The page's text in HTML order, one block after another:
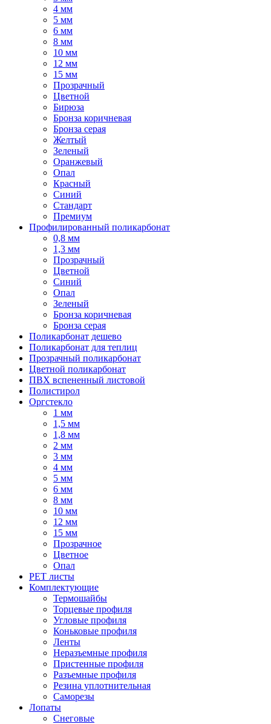
4 мм
5 мм
6 мм
8 мм
10 мм
12 мм
15 мм
Прозрачный
Цветной
Бирюза
Бронза коричневая
Бронза серая
Желтый
Зеленый
Оранжевый
Опал
Красный
Синий
Стандарт
Премиум
Профилированный поликарбонат
0,8 мм
1,3 мм
Прозрачный
Цветной
Синий
Опал
Зеленый
Бронза коричневая
Бронза серая
Поликарбонат дешево
Поликарбонат для теплиц
Прозрачный поликарбонат
Цветной поликарбонат
ПВХ вспененный листовой
Полистирол
Оргстекло
1 мм
1,5 мм
1,8 мм
2 мм
3 мм
4 мм
5 мм
6 мм
8 мм
10 мм
12 мм
15 мм
Прозрачное
Цветное
Опал
PET листы
Комплектующие
Термошайбы
Торцевые профиля
Угловые профиля
Коньковые профиля
Ленты
Неразъемные профиля
Пристенные профиля
Разъемные профиля
Резина уплотнительная
Саморезы
Лопаты
Снеговые